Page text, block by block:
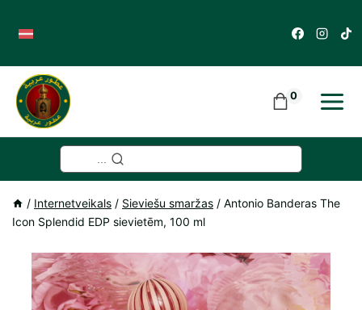
content
0
/ Internetveikals / Sieviešu smaržas / Antonio Banderas The
Icon Splendid EDP sievietēm, 100 ml